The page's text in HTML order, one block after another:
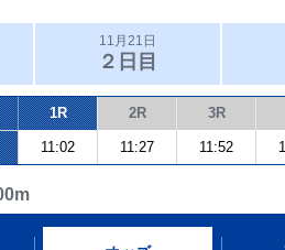
11月21日
２日目
1R 2R 3R
11:02 11:27 11:52